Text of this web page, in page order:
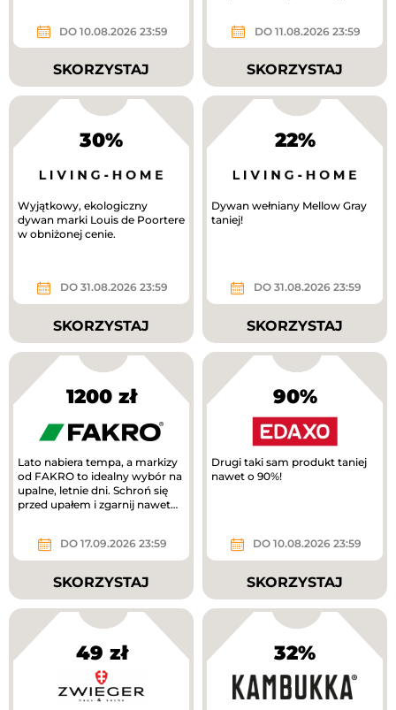
DO 10.08.2026 23:59
SKORZYSTAJ
DO 11.08.2026 23:59
SKORZYSTAJ
30%
Wyjątkowy, ekologiczny
dywan marki Louis de Poortere
w obniżonej cenie.
DO 31.08.2026 23:59
SKORZYSTAJ
22%
Dywan wełniany Mellow Gray
taniej!
DO 31.08.2026 23:59
SKORZYSTAJ
1200 zł
Lato nabiera tempa, a markizy
od FAKRO to idealny wybór na
upalne, letnie dni. Schroń się
przed upałem i zgarnij nawet
DO 17.09.2026 23:59
SKORZYSTAJ
90%
Drugi taki sam produkt taniej
nawet o 90%!
DO 10.08.2026 23:59
SKORZYSTAJ
49 zł 32%